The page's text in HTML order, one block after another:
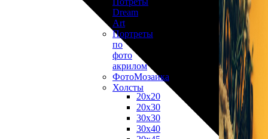
Dream
Art
Портреты
по
фото
акрилом
ФотоМозаика
Холсты
20х20
20х30
30х30
30х40